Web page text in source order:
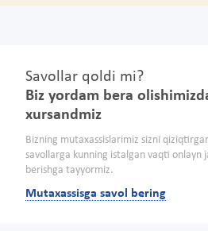
Savollar qoldi mi?
Biz yordam bera
xursandmiz
Bizning mutaxassislarimiz sizni
savollarga kunning istalgan vaqti onlayn
berishga tayyormiz.
Mutaxassisga savol bering